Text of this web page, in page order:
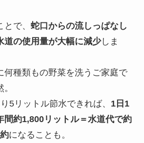
で、 蛇口からの流しっぱなし
道の使用量が大幅に減少しま
何種類もの野菜を洗うご家庭で
5リットル節水できれば、 1日1
間約1,800リットル＝水道代で約
になることも。